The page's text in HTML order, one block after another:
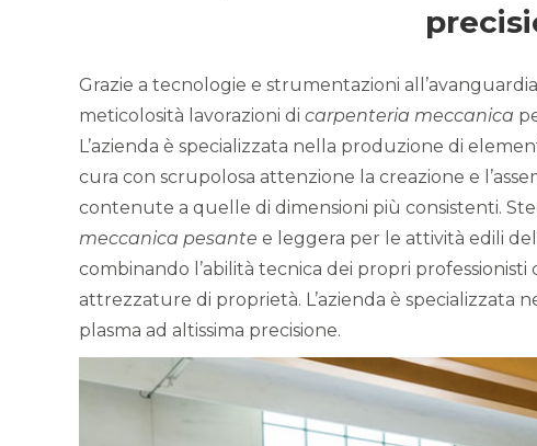
Grazie a tecnologie e strumentazioni
meticolosità lavorazioni di carpenteria meccanica
L’azienda è specializzata nella produzione di
cura con scrupolosa attenzione la creazione e
contenute a quelle di dimensioni più consistenti.
meccanica pesante e leggera per le attività edili
combinando l’abilità tecnica dei propri
attrezzature di proprietà. L’azienda è specializzata
plasma ad altissima precisione.